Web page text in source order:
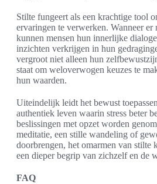
Stilte fungeert als een krachtige tool
ervaringen te verwerken. Wanneer er
kunnen mensen hun innerlijke
inzichten verkrijgen in hun
vergroot niet alleen hun
staat om weloverwogen keuzes te
hun waarden.
Uiteindelijk leidt het bewust
authentiek leven waarin stress beter
beslissingen met opzet worden
meditatie, een stille wandeling of
doorbrengen, het omarmen van stilte
een dieper begrip van zichzelf en de
FAQ